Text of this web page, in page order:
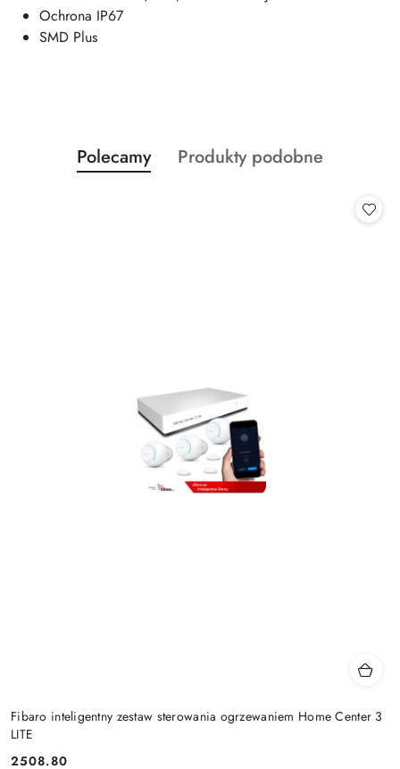
Ochrona IP67
SMD Plus
Pomiń karuzelę produktów
Produkty
o
Polecamy
Produkty
Produkty podobne
Fibaro inteligentny zestaw sterowania ogrzewaniem Home Center 3
LITE
2508.80